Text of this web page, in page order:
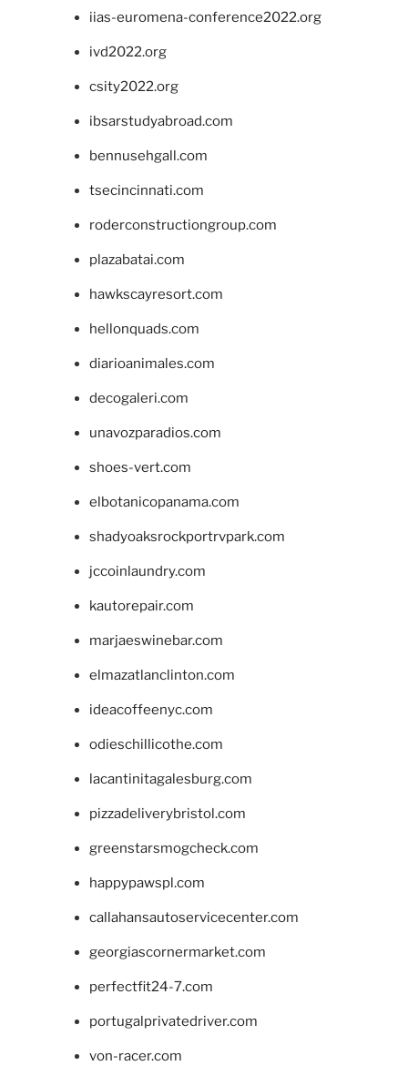
iias-euromena-conference2022.org
ivd2022.org
csity2022.org
ibsarstudyabroad.com
bennusehgall.com
tsecincinnati.com
roderconstructiongroup.com
plazabatai.com
hawkscayresort.com
hellonquads.com
diarioanimales.com
decogaleri.com
unavozparadios.com
shoes-vert.com
elbotanicopanama.com
shadyoaksrockportrvpark.com
jccoinlaundry.com
kautorepair.com
marjaeswinebar.com
elmazatlanclinton.com
ideacoffeenyc.com
odieschillicothe.com
lacantinitagalesburg.com
pizzadeliverybristol.com
greenstarsmogcheck.com
happypawspl.com
callahansautoservicecenter.com
georgiascornermarket.com
perfectfit24-7.com
portugalprivatedriver.com
von-racer.com